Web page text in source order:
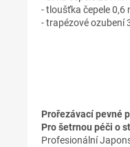
- tloušťka čepele 0,6
- trapézové ozubení
Prořezávací pevné
Pro šetrnou péči o
Profesionální